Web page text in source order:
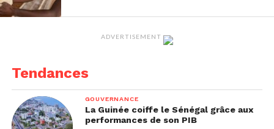
« Durant cette semaine, j’étais seule avec l’aide de
mon neveu de 15 ans qui m’aidait à manipuler les
ADVERTISEMENT
Tendances
GOUVERNANCE
La Guinée coiffe le Sénégal grâce aux
performances de son PIB